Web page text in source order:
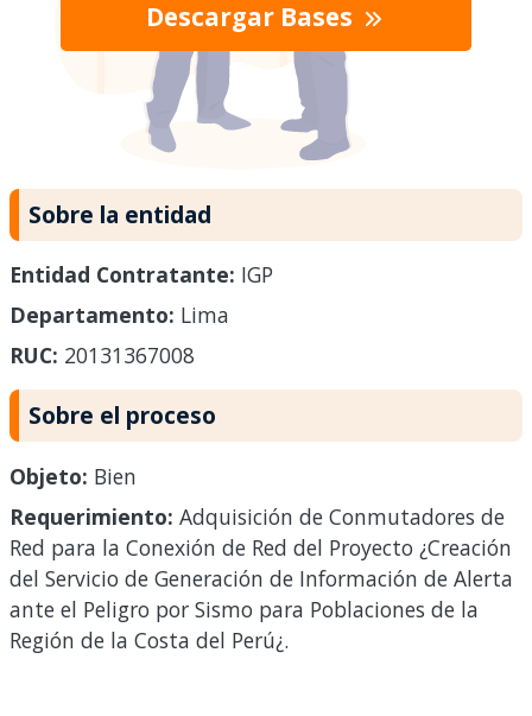
Descargar Bases
Sobre la entidad
Entidad Contratante: IGP
Departamento: Lima
RUC: 20131367008
Sobre el proceso
Objeto: Bien
Requerimiento: Adquisición de Conmutadores de
Red para la Conexión de Red del Proyecto ¿Creación
del Servicio de Generación de Información de Alerta
ante el Peligro por Sismo para Poblaciones de la
Región de la Costa del Perú¿.